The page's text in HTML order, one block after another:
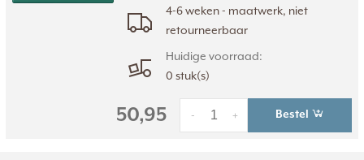
4-6 weken - maatwerk, niet
retourneerbaar
Huidige voorraad:
0 stuk(s)
50,95 +
- Bestel